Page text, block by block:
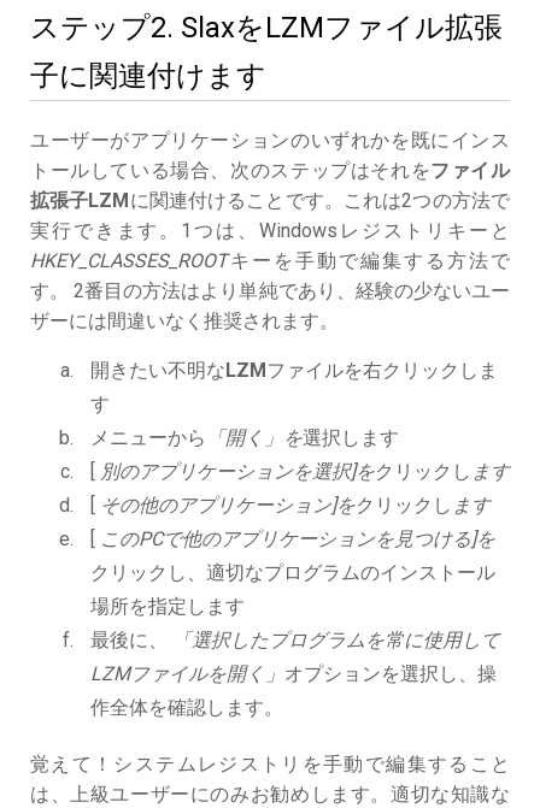
ステップ2. SlaxをLZMファイル拡張
子に関連付けます
ユーザーがアプリケーションのいずれかを既にインス
トールしている場合、次のステップはそれをファイル
拡張子LZMに関連付けることです。これは2つの方法で
実行できます。1つは、Windowsレジストリキーと
HKEY_CLASSES_ROOTキーを手動で編集する方法で
す。 2番目の方法はより単純であり、経験の少ないユー
ザーには間違いなく推奨されます。
開きたい不明なLZMファイルを右クリックしま
す
メニューから
「開く」を選択します
[ 別のアプリケーションを選択]をクリックし ます
[ その他のアプリケーション]をクリックし ます
[ このPCで他のアプリケーションを見つける]を
クリックし、適切なプログラムのインストール
場所を指定します
最後に、
「選択したプログラムを常に使用して
LZMファイルを開く」 オプションを選択し、操
作全体を確認します。
覚えて！システムレジストリを手動で編集すること
は、上級ユーザーにのみお勧めします。適切な知識な